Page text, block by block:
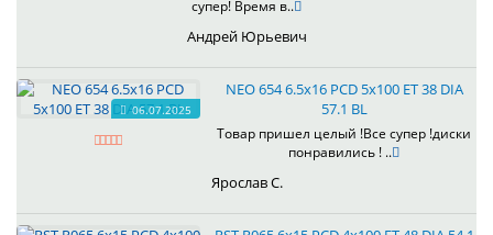
супер! Время в..
Андрей Юрьевич
06.07.2025
NEO 654 6.5x16 PCD 5x100 ET 38 DIA
57.1 BL
Товар пришел целый !Все супер !диски
понравились ! ..
Ярослав С.